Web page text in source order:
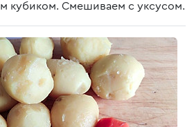
кубиком. Смешиваем с уксусом.